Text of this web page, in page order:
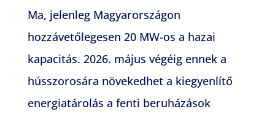
Ma, jelenleg Magyarországon
hozzávetőlegesen 20 MW-os a hazai
kapacitás. 2026. május végéig ennek a
hússzorosára növekedhet a kiegyenlítő
energiatárolás a fenti beruházások